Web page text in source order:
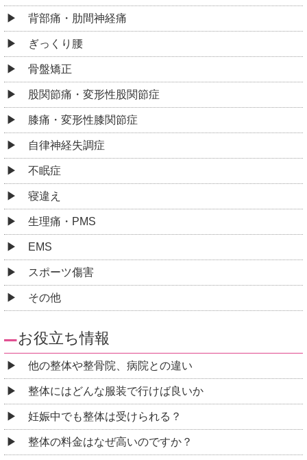
背部痛・肋間神経痛
ぎっくり腰
骨盤矯正
股関節痛・変形性股関節症
膝痛・変形性膝関節症
自律神経失調症
不眠症
寝違え
生理痛・PMS
EMS
スポーツ傷害
その他
お役立ち情報
他の整体や整骨院、病院との違い
整体にはどんな服装で行けば良いか
妊娠中でも整体は受けられる？
整体の料金はなぜ高いのですか？